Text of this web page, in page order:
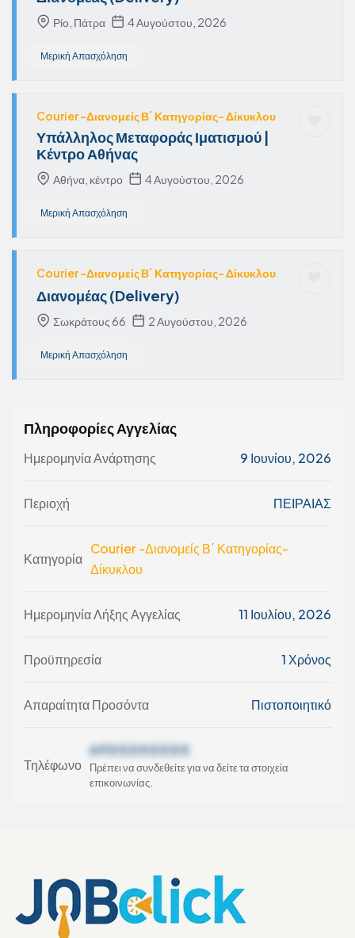
Ρίο, Πάτρα 4 Αυγούστου, 2026
Μερική Απασχόληση
Courier -Διανομείς Β΄ Κατηγορίας- Δίκυκλου
Υπάλληλος Μεταφοράς Ιματισμού |
Κέντρο Αθήνας
Αθήνα, κέντρο 4 Αυγούστου, 2026
Μερική Απασχόληση
Courier -Διανομείς Β΄ Κατηγορίας- Δίκυκλου
Διανομέας (Delivery)
Σωκράτους 66 2 Αυγούστου, 2026
Μερική Απασχόληση
Πληροφορίες Αγγελίας
Ημερομηνία Ανάρτησης 9 Ιουνίου, 2026
Περιοχή ΠΕΙΡΑΙΑΣ
Κατηγορία
Courier -Διανομείς Β΄ Κατηγορίας-
Δίκυκλου
Ημερομηνία Λήξης Αγγελίας 11 Ιουλίου, 2026
Προϋπηρεσία 1 Χρόνος
Απαραίτητα Προσόντα Πιστοποιητικό
Τηλέφωνο
69XXXXXXXX
Πρέπει να συνδεθείτε για να δείτε τα στοιχεία
επικοινωνίας.